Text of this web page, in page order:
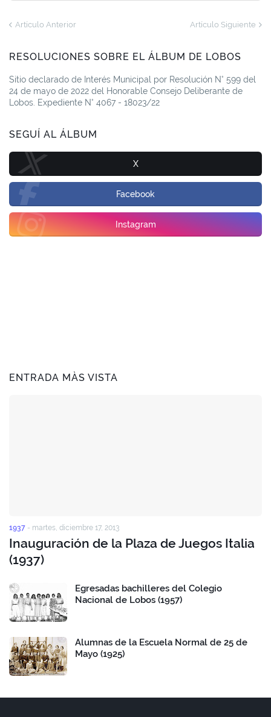
Artículo Anterior Artículo Siguiente
RESOLUCIONES SOBRE EL ÁLBUM DE LOBOS
Sitio declarado de Interés Municipal por Resolución N° 599 del
24 de mayo de 2022 del Honorable Consejo Deliberante de
Lobos. Expediente N° 4067 - 18023/22
SEGUÍ AL ÁLBUM
X
Facebook
Instagram
ENTRADA MÀS VISTA
1937 - martes, diciembre 17, 2013
Inauguración de la Plaza de Juegos Italia
(1937)
Egresadas bachilleres del Colegio
Nacional de Lobos (1957)
Alumnas de la Escuela Normal de 25 de
Mayo (1925)